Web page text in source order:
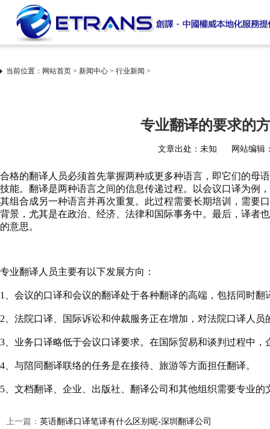
当前位置： 网站首页 > 新闻中心 > 行业新闻 >
专业翻译的要求的
文章出处：未知 网站编辑
合格的翻译 人员必须首先掌握两种或更多种语言，即它们的母
技能。翻译是两种语言之间的信息传递过程。以会议口译为例
其组合成另一种语言并再次重复。此过程需要长期培训，需要
背景，尤其是在政治、经济、法律和国际事务中。最后，译者
的意思。
专业翻译 人员主要有以下发展方向：
1、会议的口译和会议的翻译处于各种翻译的高端，包括同时翻
2、法院口译、国际诉讼和仲裁服务正在增加，对法院口译人员
3、业务口译略低于会议口译要求。在国际贸易和谈判过程中，
4、与陪同翻译联络的任务是在接待、旅游等方面担任翻译。
5、文档翻译 、企业、出版社、翻译公司和其他组织需要专业
上一篇： 英语翻译口译笔译有什么区别呢-深圳翻译公司